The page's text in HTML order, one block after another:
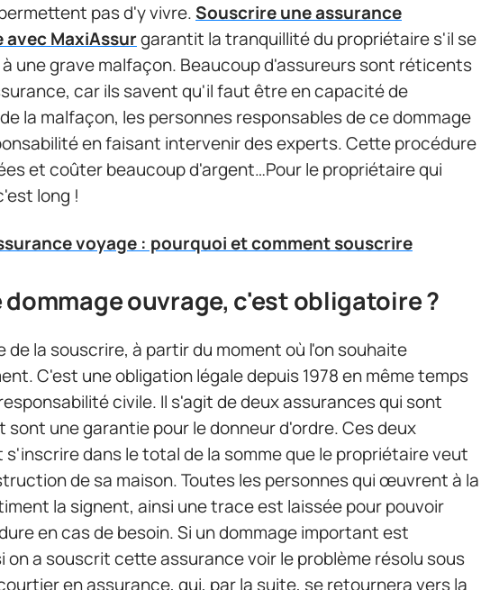
pas d'y vivre.Souscrire une assurance
MaxiAssurgarantit la tranquillité du propriétaire s'il se
une grave malfaçon. Beaucoup d'assureurs sont réticents
car ils savent qu'il faut être en capacité de
de la malfaçon, les personnes responsables de ce dommage
en faisant intervenir des experts. Cette procédure
et coûter beaucoup d'argent…Pour le propriétaire qui
long !
voyage : pourquoi et comment souscrire
dommage ouvrage, c'est obligatoire ?
de la souscrire, à partir du moment où l'on souhaite
C'est une obligation légale depuis 1978 en même temps
civile. Il s'agit de deux assurances qui sont
une garantie pour le donneur d'ordre. Ces deux
dans le total de la somme que le propriétaire veut
de sa maison. Toutes les personnes qui œuvrent à la
la signent, ainsi une trace est laissée pour pouvoir
en cas de besoin. Si un dommage important est
a souscrit cette assurance voir le problème résolu sous
en assurance, qui, par la suite, se retournera vers la